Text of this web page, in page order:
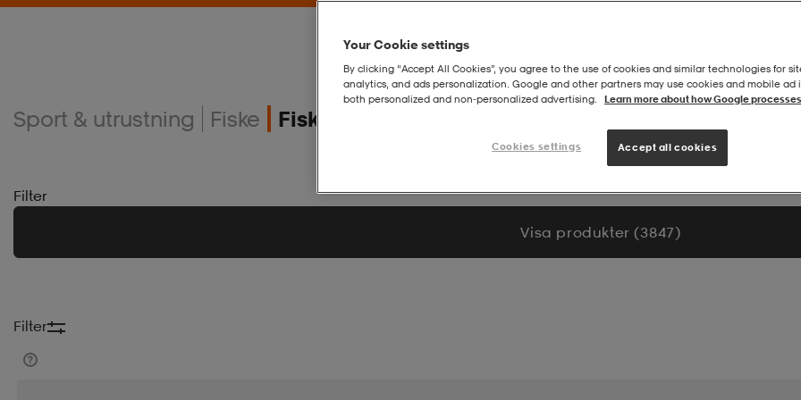
Sport & utrustning Fiske Fiskedrag
Filter
Visa produkter (3 847)
Filter
Your Cookie settings
By clicking “Accept All Cookies”, you agree to the use of cookies and similar technologies for
analytics, and ads personalization. Google and other partners may use cookies and mobile ad
both personalized and non‑personalized advertising.
Learn more about how Google
Cookies settings Accept all cookies